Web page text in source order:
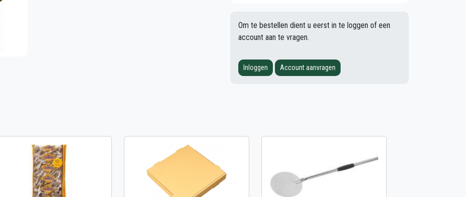
Om te bestellen dient u eerst in te loggen of een
account aan te vragen.
Inloggen Account aanvragen